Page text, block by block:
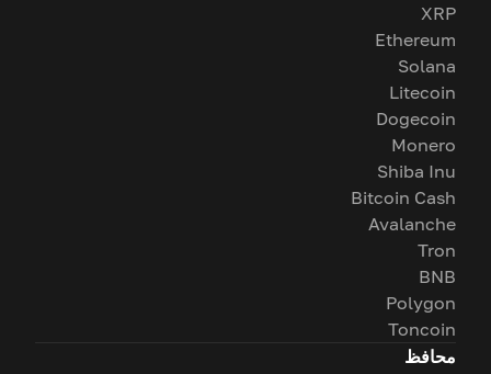
XRP
Ethereum
Solana
Litecoin
Dogecoin
Monero
Shiba Inu
Bitcoin Cash
Avalanche
Tron
BNB
Polygon
Toncoin
محافظ